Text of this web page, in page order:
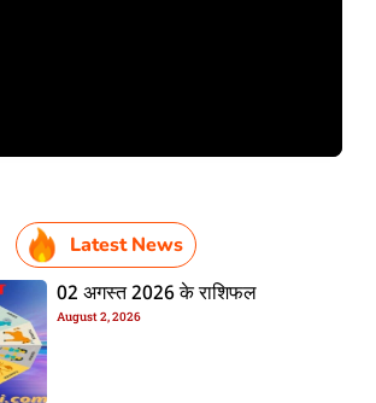
Latest News
02 अगस्त 2026 के राशिफल
August 2, 2026